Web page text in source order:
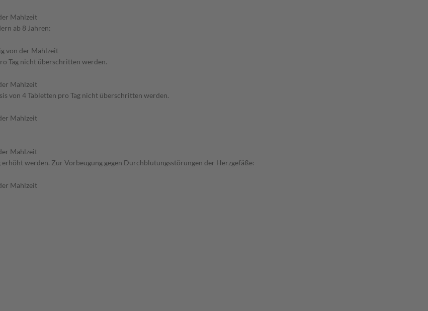
Mahlzeit
ab 8 Jahren:
von der Mahlzeit
Tag nicht überschritten werden.
Mahlzeit
von 4 Tabletten pro Tag nicht überschritten werden.
Mahlzeit
Mahlzeit
werden. Zur Vorbeugung gegen Durchblutungsstörungen der Herzgefäße:
Mahlzeit